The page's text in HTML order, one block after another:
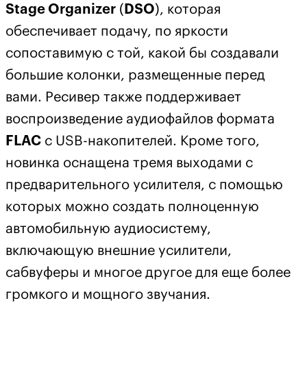
Stage Organizer ( DSO), которая
обеспечивает подачу, по яркости
сопоставимую с той, какой бы создавали
большие колонки, размещенные перед
вами. Ресивер также поддерживает
воспроизведение аудиофайлов формата
FLAC с USB-накопителей. Кроме того,
новинка оснащена тремя выходами с
предварительного усилителя, с помощью
которых можно создать полноценную
автомобильную аудиосистему,
включающую внешние усилители,
сабвуферы и многое другое для еще более
громкого и мощного звучания.